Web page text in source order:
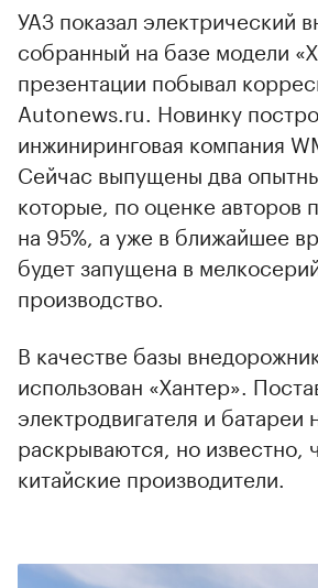
УАЗ показал электрический
собранный на базе модели
презентации побывал
Autonews.ru. Новинку
инжиниринговая компания
Сейчас выпущены два
которые, по оценке авторов
на 95%, а уже в ближайшее
будет запущена в
производство.
В качестве базы
использован «Хантер».
электродвигателя и батареи
раскрываются, но известно,
китайские производители.